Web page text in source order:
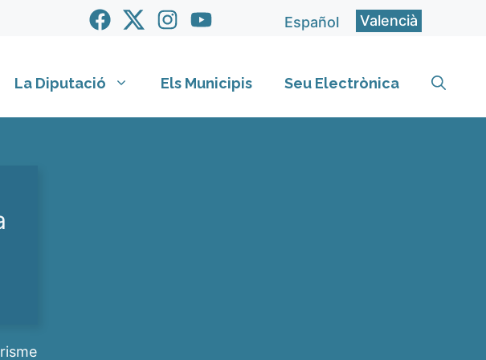
Español Valencià
La Diputació Els Municipis Seu Electrònica